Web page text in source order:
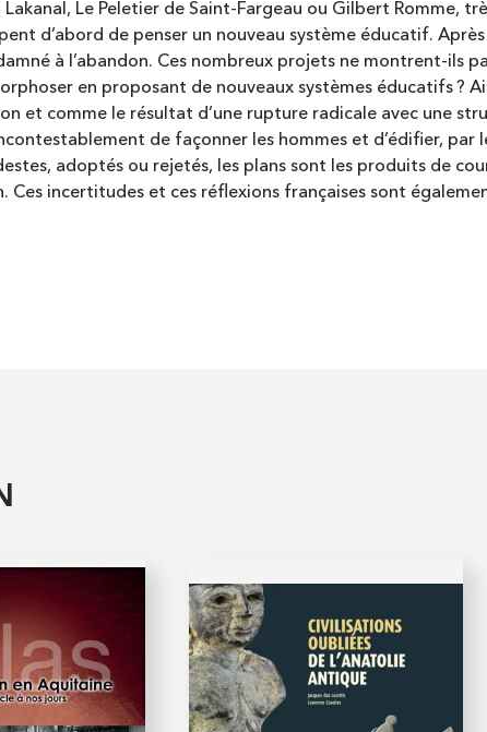
Le Peletier de Saint-Fargeau ou Gilbert Romme,
d’abord de penser un nouveau système éducatif.
à l’abandon. Ces nombreux projets ne montrent-ils
en proposant de nouveaux systèmes éducatifs ?
et comme le résultat d’une rupture radicale avec une
de façonner les hommes et d’édifier, par
adoptés ou rejetés, les plans sont les produits de
incertitudes et ces réflexions françaises sont